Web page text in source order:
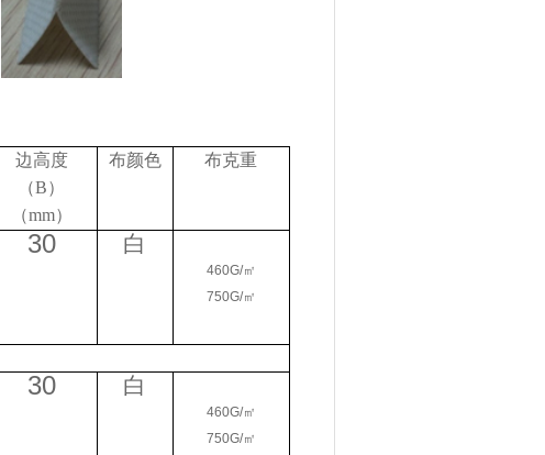
边高度
（B）
（mm）
布颜色 布克重
30 白
460G/㎡
750G/㎡
30 白
460G/㎡
750G/㎡